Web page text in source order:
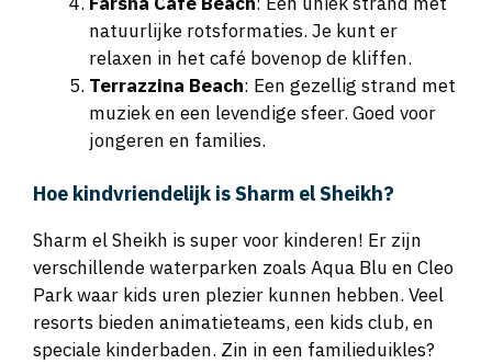
natuurlijke rotsformaties. Je kunt er
relaxen in het café bovenop de kliffen.
Terrazzina Beach: Een gezellig strand met
muziek en een levendige sfeer. Goed voor
jongeren en families.
Hoe kindvriendelijk is Sharm el Sheikh?
Sharm el Sheikh is super voor kinderen! Er zijn
verschillende waterparken zoals Aqua Blu en Cleo
Park waar kids uren plezier kunnen hebben. Veel
resorts bieden animatieteams, een kids club, en
speciale kinderbaden. Zin in een familieduikles?